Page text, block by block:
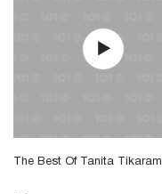
The Best Of Tanita Tikaram